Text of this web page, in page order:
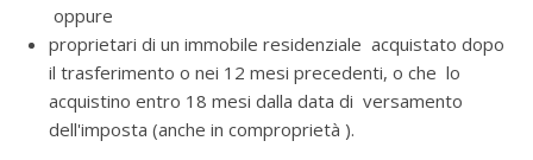
oppure
proprietari di un immobile residenziale acquistato dopo
il trasferimento o nei 12 mesi precedenti, o che lo
acquistino entro 18 mesi dalla data di versamento
dell'imposta (anche in comproprietà ).